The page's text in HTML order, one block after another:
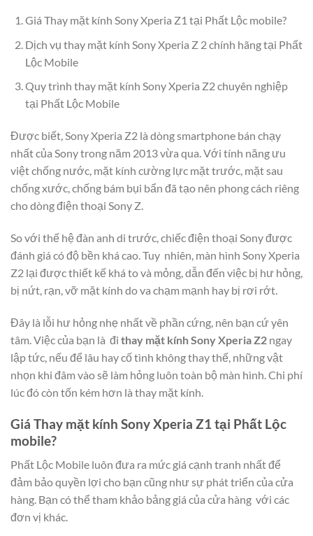
Giá Thay mặt kính Sony Xperia Z1 tại Phất Lộc mobile?
Dịch vụ thay mặt kính Sony Xperia Z 2 chính hãng tại Phất
Lộc Mobile
Quy trình thay mặt kính Sony Xperia Z2 chuyên nghiệp
tại Phất Lộc Mobile
Được biết, Sony Xperia Z2 là dòng smartphone bán chạy
nhất của Sony trong năm 2013 vừa qua. Với tính năng ưu
việt chống nước, mặt kính cường lực mặt trước, mặt sau
chống xước, chống bám bụi bẩn đã tạo nên phong cách riêng
cho dòng điện thoại Sony Z.
So với thế hệ đàn anh di trước, chiếc điện thoại Sony được
đánh giá có độ bền khá cao. Tuy nhiên, màn hình Sony Xperia
Z2 lại được thiết kế khá to và mỏng, dẫn đến việc bị hư hỏng,
bị nứt, rạn, vỡ mặt kính do va chạm mạnh hay bị rơi rớt.
Đây là lỗi hư hỏng nhẹ nhất về phần cứng, nên bạn cứ yên
tâm. Việc của bạn là đi thay mặt kính Sony Xperia Z2 ngay
lập tức, nếu để lâu hay cố tình không thay thế, những vật
nhọn khi đâm vào sẽ làm hỏng luôn toàn bộ màn hình. Chi phí
lúc đó còn tốn kém hơn là thay mặt kính.
Giá Thay mặt kính Sony Xperia Z1 tại Phất Lộc
mobile?
Phất Lộc Mobile luôn đưa ra mức giá cạnh tranh nhất để
đảm bảo quyền lợi cho bạn cũng như sự phát triển của cửa
hàng. Bạn có thể tham khảo bảng giá của cửa hàng với các
đơn vị khác.